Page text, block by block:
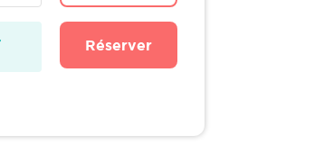
Réserver